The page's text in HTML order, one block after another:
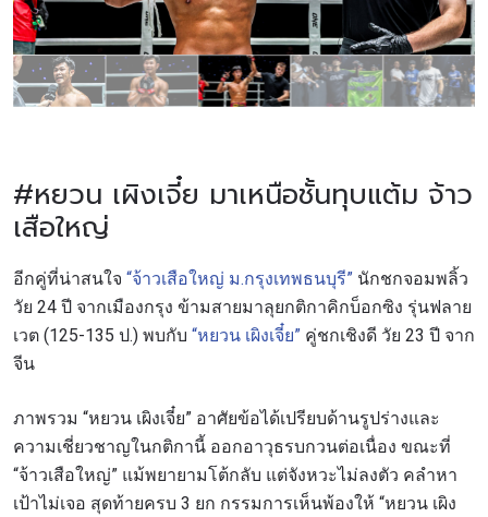
#หยวน เผิงเจี๋ย มาเหนือชั้นทุบแต้ม จ้าว
เสือใหญ่
อีกคู่ที่น่าสนใจ “จ้าวเสือใหญ่ ม.กรุงเทพธนบุรี” นักชกจอมพลิ้ว
วัย 24 ปี จากเมืองกรุง ข้ามสายมาลุยกติกาคิกบ็อกซิง รุ่นฟลาย
เวต (125-135 ป.) พบกับ “หยวน เผิงเจี๋ย” คู่ชกเชิงดี วัย 23 ปี จาก
จีน
ภาพรวม “หยวน เผิงเจี๋ย” อาศัยข้อได้เปรียบด้านรูปร่างและ
ความเชี่ยวชาญในกติกานี้ ออกอาวุธรบกวนต่อเนื่อง ขณะที่
“จ้าวเสือใหญ่” แม้พยายามโต้กลับ แต่จังหวะไม่ลงตัว คลำหา
เป้าไม่เจอ สุดท้ายครบ 3 ยก กรรมการเห็นพ้องให้ “หยวน เผิง